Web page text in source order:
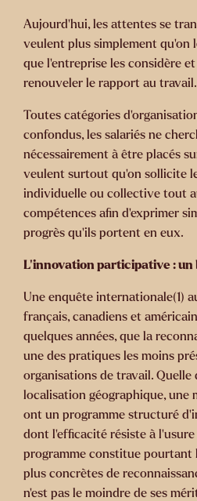
Aujourd’hui, les attentes se
veulent plus simplement qu’on
que l’entreprise les considère
renouveler le rapport au travail.
Toutes catégories
confondus, les salariés ne
nécessairement à être placés
veulent surtout qu’on sollicite
individuelle ou collective tout
compétences afin d’exprimer
progrès qu’ils portent en eux.
L’innovation participative : un
Une enquête internationale(1)
français, canadiens et
quelques années, que la
une des pratiques les moins
organisations de travail. Quelle
localisation géographique, une
ont un programme structuré
dont l’efficacité résiste à
programme constitue pourtant
plus concrètes de
n’est pas le moindre de ses